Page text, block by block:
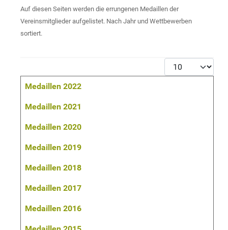
Auf diesen Seiten werden die errungenen Medaillen der
Vereinsmitglieder aufgelistet. Nach Jahr und Wettbewerben
sortiert.
Anzeige #
Beiträge
Titel
Medaillen 2022
Medaillen 2021
Medaillen 2020
Medaillen 2019
Medaillen 2018
Medaillen 2017
Medaillen 2016